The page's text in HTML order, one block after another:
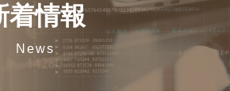
着情報
News